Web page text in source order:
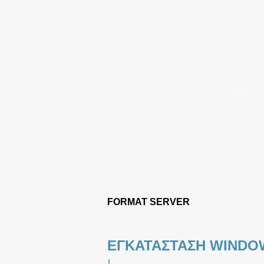
FORMAT SERVER
ΕΓΚΑΤΑΣΤΑΣΗ